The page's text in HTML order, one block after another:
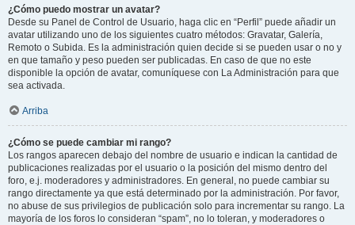
¿Cómo puedo mostrar un avatar?
Desde su Panel de Control de Usuario, haga clic en “Perfil” puede añadir un
avatar utilizando uno de los siguientes cuatro métodos: Gravatar, Galería,
Remoto o Subida. Es la administración quien decide si se pueden usar o no y
en que tamaño y peso pueden ser publicadas. En caso de que no este
disponible la opción de avatar, comuníquese con La Administración para que
sea activada.
Arriba
¿Cómo se puede cambiar mi rango?
Los rangos aparecen debajo del nombre de usuario e indican la cantidad de
publicaciones realizadas por el usuario o la posición del mismo dentro del
foro, e.j. moderadores y administradores. En general, no puede cambiar su
rango directamente ya que está determinado por la administración. Por favor,
no abuse de sus privilegios de publicación solo para incrementar su rango. La
mayoría de los foros lo consideran “spam”, no lo toleran, y moderadores o